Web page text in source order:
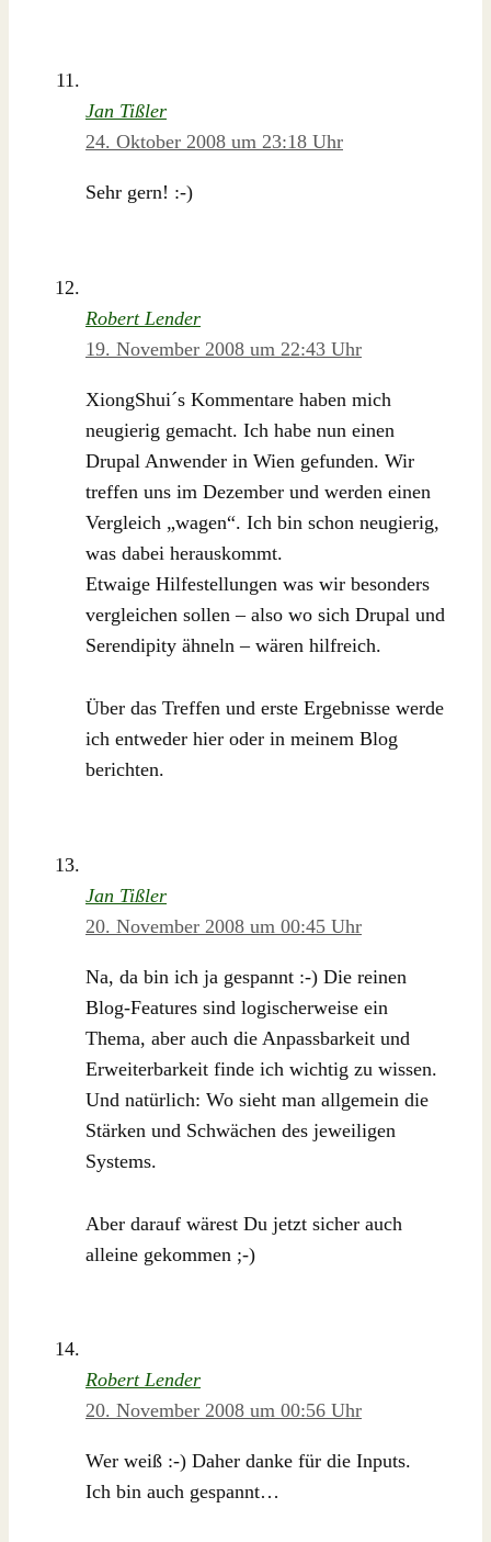
Jan Tißler
24. Oktober 2008 um 23:18 Uhr
Sehr gern! :-)
Robert Lender
19. November 2008 um 22:43 Uhr
XiongShui´s Kommentare haben mich
neugierig gemacht. Ich habe nun einen
Drupal Anwender in Wien gefunden. Wir
treffen uns im Dezember und werden einen
Vergleich „wagen“. Ich bin schon neugierig,
was dabei herauskommt.
Etwaige Hilfestellungen was wir besonders
vergleichen sollen – also wo sich Drupal und
Serendipity ähneln – wären hilfreich.
Über das Treffen und erste Ergebnisse werde
ich entweder hier oder in meinem Blog
berichten.
Jan Tißler
20. November 2008 um 00:45 Uhr
Na, da bin ich ja gespannt :-) Die reinen
Blog-Features sind logischerweise ein
Thema, aber auch die Anpassbarkeit und
Erweiterbarkeit finde ich wichtig zu wissen.
Und natürlich: Wo sieht man allgemein die
Stärken und Schwächen des jeweiligen
Systems.
Aber darauf wärest Du jetzt sicher auch
alleine gekommen ;-)
Robert Lender
20. November 2008 um 00:56 Uhr
Wer weiß :-) Daher danke für die Inputs.
Ich bin auch gespannt…